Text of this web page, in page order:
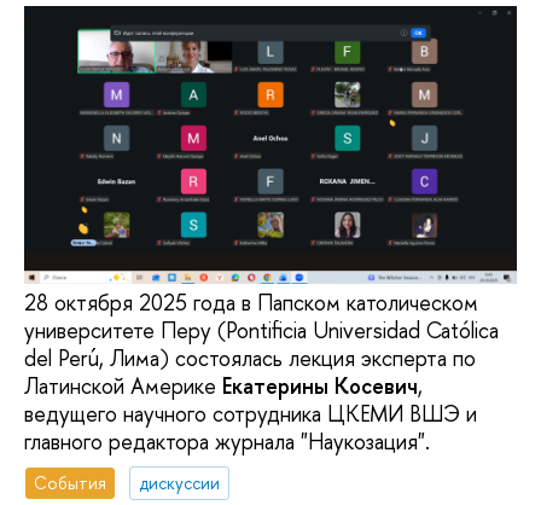
28 октября 2025 года в Папском католическом
университете Перу (Pontificia Universidad Católica
del Perú, Лима) состоялась лекция эксперта по
Латинской Америке Екатерины Косевич,
ведущего научного сотрудника ЦКЕМИ ВШЭ и
главного редактора журнала "Наукозация".
События
дискуссии